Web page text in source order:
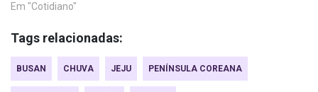
Em "Cotidiano"
Tags relacionadas:
BUSAN CHUVA JEJU PENÍNSULA COREANA